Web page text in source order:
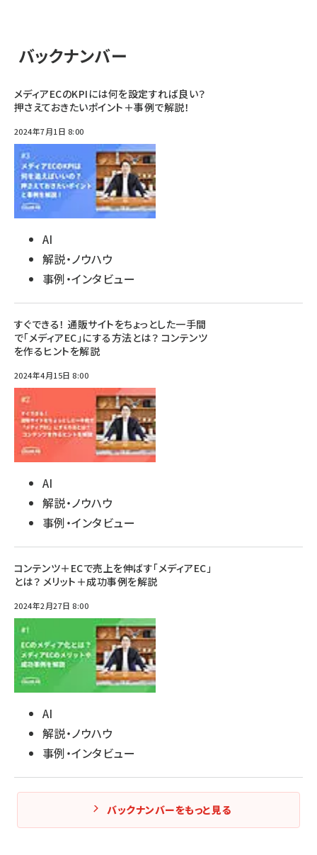
バックナンバー
メディアECのKPIには何を設定すれば良い？
押さえておきたいポイント＋事例で解説！
2024年7月1日 8:00
AI
解説・ノウハウ
事例・インタビュー
すぐできる！ 通販サイトをちょっとした一手間
で「メディアEC」にする方法とは？ コンテンツ
を作るヒントを解説
2024年4月15日 8:00
AI
解説・ノウハウ
事例・インタビュー
コンテンツ＋ECで売上を伸ばす「メディアEC」
とは？ メリット＋成功事例を解説
2024年2月27日 8:00
AI
解説・ノウハウ
事例・インタビュー
バックナンバーをもっと見る